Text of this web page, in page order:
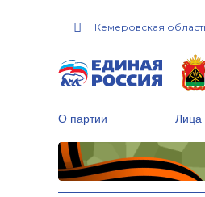
Кемеровская
О партии Лица